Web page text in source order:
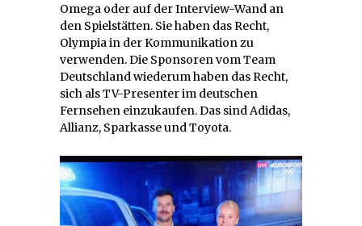
Omega oder auf der Interview-Wand an
den Spielstätten. Sie haben das Recht,
Olympia in der Kommunikation zu
verwenden. Die Sponsoren vom Team
Deutschland wiederum haben das Recht,
sich als TV-Presenter im deutschen
Fernsehen einzukaufen. Das sind Adidas,
Allianz, Sparkasse und Toyota.